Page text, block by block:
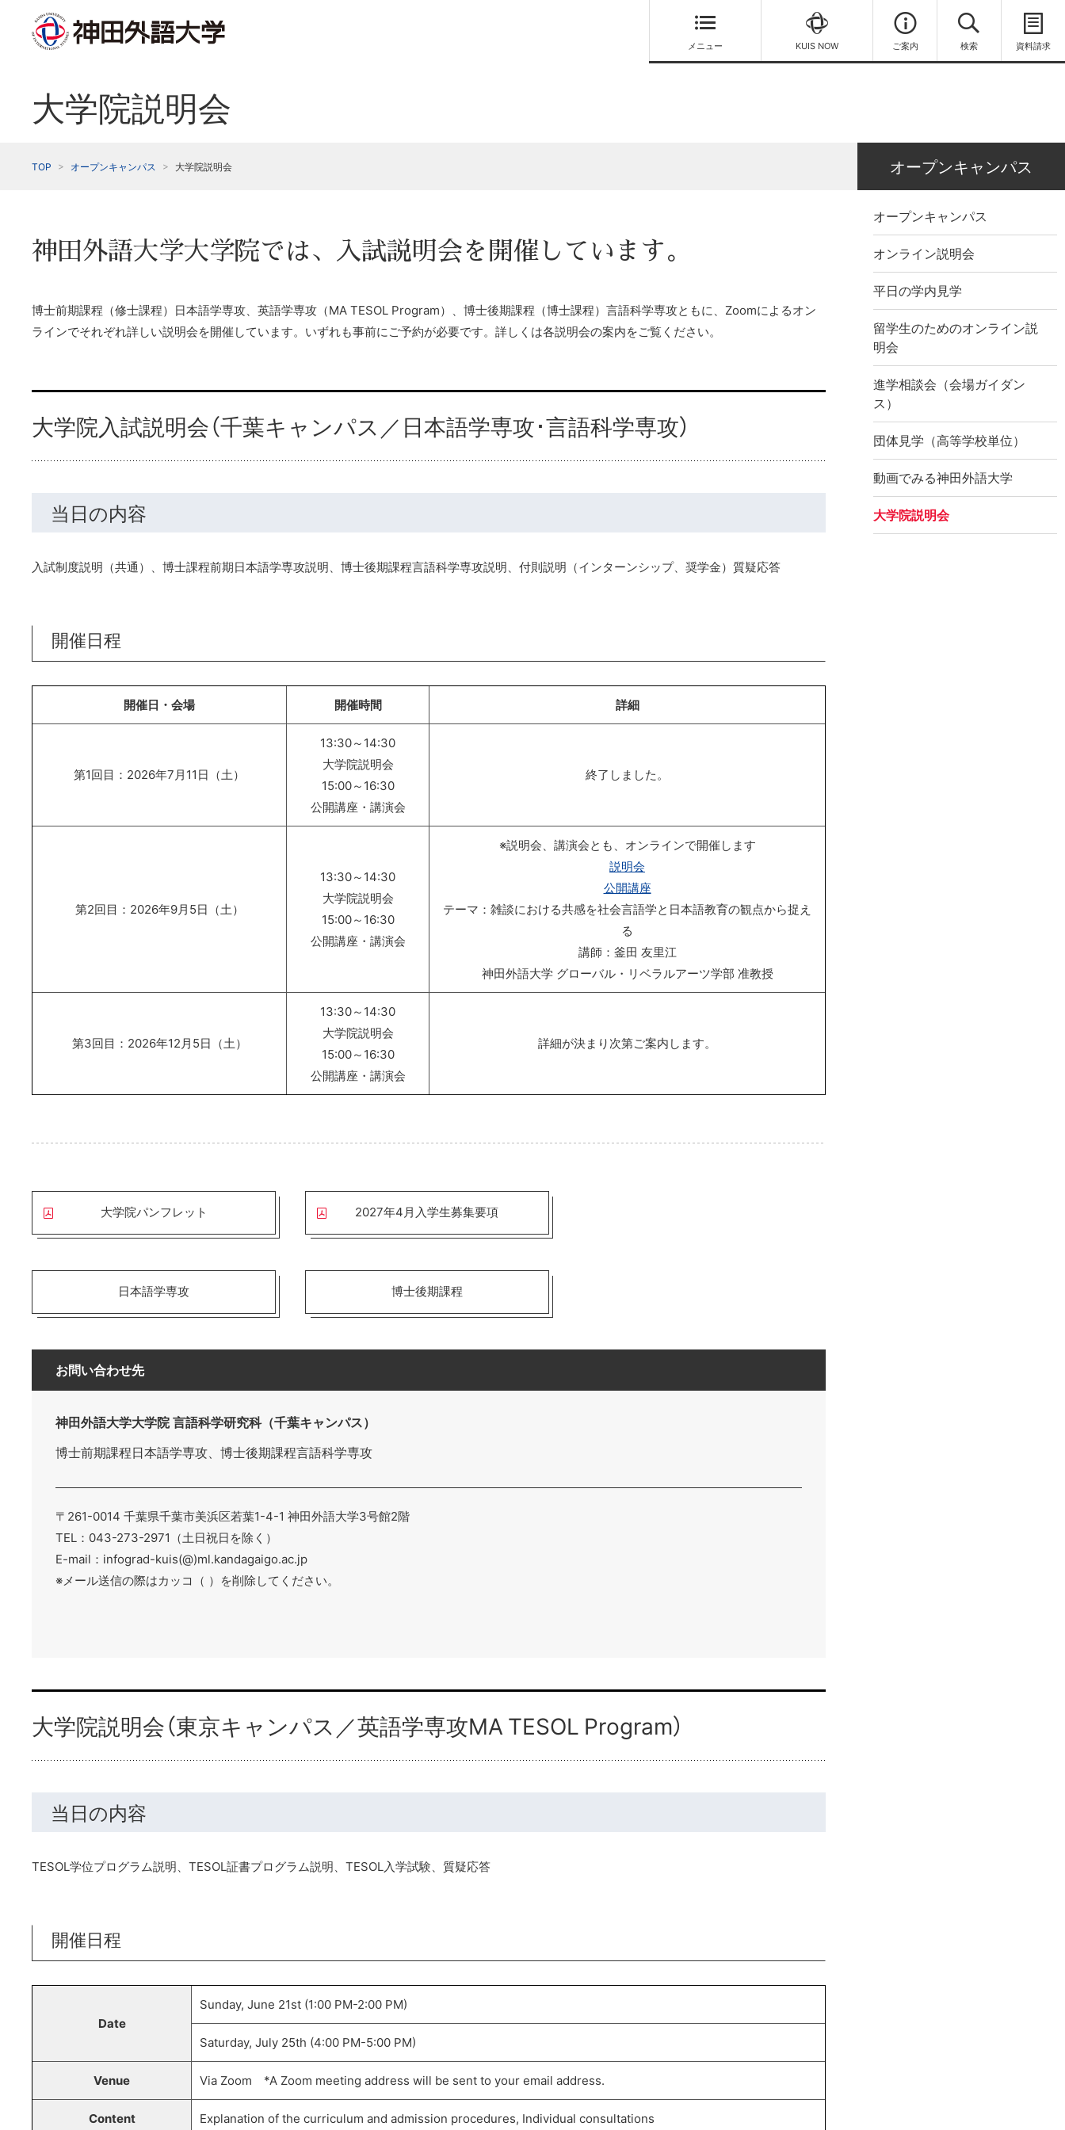
メニュー KUIS NOW ご案内 検索 資料請求
大学院説明会
TOP オープンキャンパス 大学院説明会
神田外語大学大学院では、入試説明会を開催しています。
博士前期課程（修士課程）日本語学専攻、英語学専攻（MA TESOL Program）、博士後期課程（博士課程）言語科学専攻ともに、Zoomによるオン
ラインでそれぞれ詳しい説明会を開催しています。いずれも事前にご予約が必要です。詳しくは各説明会の案内をご覧ください。
大学院入試説明会（千葉キャンパス／日本語学専攻･言語科学専攻）
当日の内容
入試制度説明（共通）、博士課程前期日本語学専攻説明、博士後期課程言語科学専攻説明、付則説明（インターンシップ、奨学金）質疑応答
開催日程
開催日・会場 開催時間 詳細
第1回目：2026年7月11日（土）
13:30～14:30
大学院説明会
15:00～16:30
公開講座・講演会
終了しました。
第2回目：2026年9月5日（土）
13:30～14:30
大学院説明会
15:00～16:30
公開講座・講演会
※説明会、講演会とも、オンラインで開催します
説明会
公開講座
テーマ：雑談における共感を社会言語学と日本語教育の観点から捉え
る
講師：釜田 友里江
神田外語大学 グローバル・リベラルアーツ学部 准教授
第3回目：2026年12月5日（土）
13:30～14:30
大学院説明会
15:00～16:30
公開講座・講演会
詳細が決まり次第ご案内します。
大学院パンフレット 2027年4月入学生募集要項
日本語学専攻 博士後期課程
お問い合わせ先
神田外語大学大学院 言語科学研究科（千葉キャンパス）
博士前期課程日本語学専攻、博士後期課程言語科学専攻
〒261-0014 千葉県千葉市美浜区若葉1-4-1 神田外語大学3号館2階
TEL：043-273-2971（土日祝日を除く）
E-mail：infograd-kuis(@)ml.kandagaigo.ac.jp
※メール送信の際はカッコ（ ）を削除してください。
大学院説明会（東京キャンパス／英語学専攻MA TESOL Program）
当日の内容
TESOL学位プログラム説明、TESOL証書プログラム説明、TESOL入学試験、質疑応答
開催日程
Date
Sunday, June 21st (1:00 PM-2:00 PM)
Saturday, July 25th (4:00 PM-5:00 PM)
Venue Via Zoom *A Zoom meeting address will be sent to your email address.
Content Explanation of the curriculum and admission procedures, Individual consultations
オープンキャンパス
オープンキャンパス
オンライン説明会
平日の学内見学
留学生のためのオンライン説
明会
進学相談会（会場ガイダン
ス）
団体見学（高等学校単位）
動画でみる神田外語大学
大学院説明会